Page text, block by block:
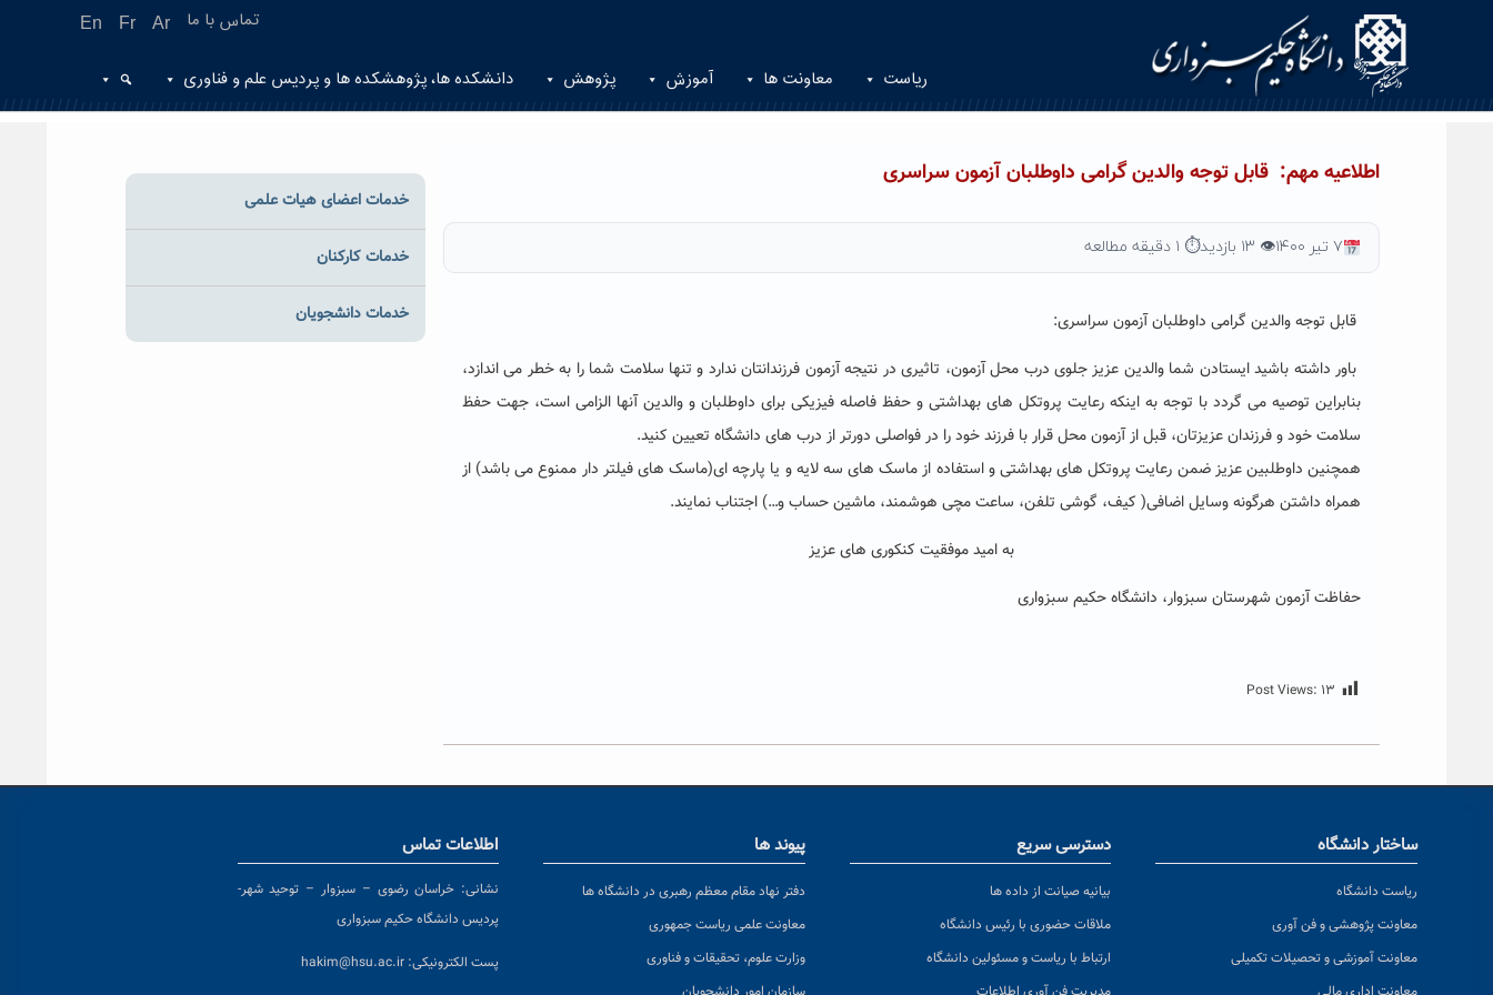
En Fr Ar تماس با ما
ریاست معاونت ها آموزش پژوهش دانشکده ها، پژوهشکده ها و پردیس علم و فناوری
اطلاعیه مهم: قابل توجه والدین گرامی داوطلبان آزمون سراسری
۷ تیر ۱۴۰۰ 👁 ۱۳ بازدید ⏱ ۱ دقیقه مطالعه
قابل توجه والدین گرامی داوطلبان آزمون سراسری:
باور داشته باشید ایستادن شما والدین عزیز جلوی درب محل آزمون، تاثیری در نتیجه آزمون فرزندانتان ندارد و تنها سلامت شما را به خطر می اندازد،
بنابراین توصیه می گردد با توجه به اینکه رعایت پروتکل های بهداشتی و حفظ فاصله فیزیکی برای داوطلبان و والدین آنها الزامی است، جهت حفظ
سلامت خود و فرزندان عزیزتان، قبل از آزمون محل قرار با فرزند خود را در فواصلی دورتر از درب های دانشگاه تعیین کنید.
همچنین داوطلبین عزیز ضمن رعایت پروتکل های بهداشتی و استفاده از ماسک های سه لایه و یا پارچه ای(ماسک های فیلتر دار ممنوع می باشد) از
همراه داشتن هرگونه وسایل اضافی( کیف، گوشی تلفن، ساعت مچی هوشمند، ماشین حساب و…) اجتناب نمایند.
به امید موفقیت کنکوری های عزیز
حفاظت آزمون شهرستان سبزوار، دانشگاه حکیم سبزواری
Post Views: ۱۳
خدمات اعضای هیات علمی
خدمات کارکنان
خدمات دانشجویان
ساختار دانشگاه
ریاست دانشگاه
معاونت پژوهشی و فن آوری
معاونت آموزشی و تحصیلات تکمیلی
دسترسی سریع
بیانیه صیانت از داده ها
ملاقات حضوری با رئیس دانشگاه
ارتباط با ریاست و مسئولین دانشگاه
پیوند ها
دفتر نهاد مقام معظم رهبری در دانشگاه ها
معاونت علمی ریاست جمهوری
وزارت علوم، تحقیقات و فناوری
اطلاعات تماس
نشانی: خراسان رضوی – سبزوار – توحید شهر-
پردیس دانشگاه حکیم سبزواری
پست الکترونیکی: hakim@hsu.ac.ir